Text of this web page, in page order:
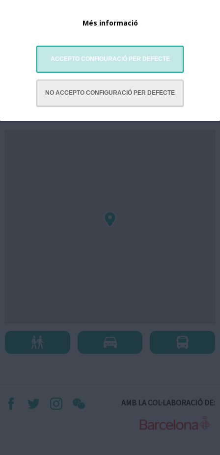
Més informació
ACCEPTO CONFIGURACIÓ PER DEFECTE
NO ACCEPTO CONFIGURACIÓ PER DEFECTE
Tel. +34.932547070 y +34.932125622
Visitar website
AMB LA COL·LABORACIÓ DE: